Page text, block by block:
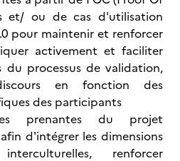
et/ ou de cas d'utilisation
pour maintenir et renforcer
activement et faciliter
processus de validation,
en fonction des
des participants
prenantes du projet
d'intégrer les dimensions
renforcer